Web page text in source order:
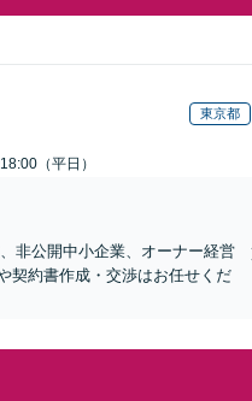
東京都
（平日）
非公開中小企業、オーナー経営
契約書作成・交渉はお任せくだ